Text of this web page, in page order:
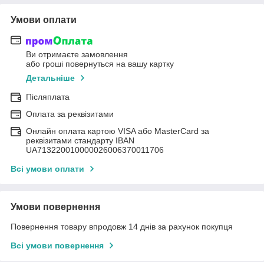
Умови оплати
Ви отримаєте замовлення
або гроші повернуться на вашу картку
Детальніше
Післяплата
Оплата за реквізитами
Онлайн оплата картою VISA або MasterCard за
реквізитами стандарту IBAN
UA713220010000026006370011706
Всі умови оплати
Умови повернення
Повернення товару впродовж 14 днів за рахунок покупця
Всі умови повернення